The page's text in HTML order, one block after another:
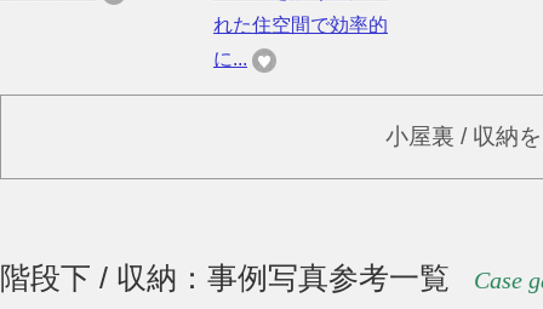
れた住空間で効率的
に...
小屋裏 / 収納
階段下 / 収納：事例写真参考一覧 Case